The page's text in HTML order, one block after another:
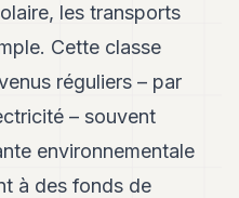
les transports
Cette classe
réguliers – par
– souvent
environnementale
à des fonds de